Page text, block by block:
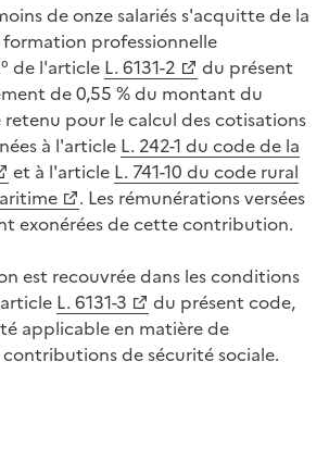
de onze salariés s'acquitte de la
professionnelle
de l'article L. 6131-2
du présent
de 0,55 % du montant du
pour le calcul des cotisations
à l'article L. 242-1 du code de la
et à l'article L. 741-10 du code rural
. Les rémunérations versées
exonérées de cette contribution.
est recouvrée dans les conditions
L. 6131-3
du présent code,
applicable en matière de
de sécurité sociale.